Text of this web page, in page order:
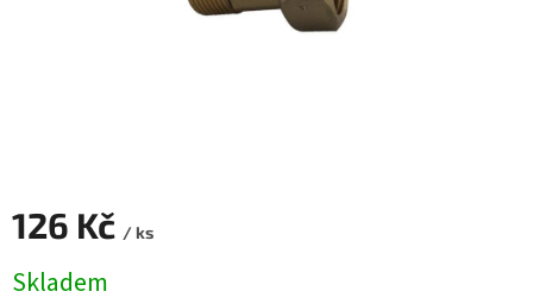
126 Kč / ks
cena:
Skladem